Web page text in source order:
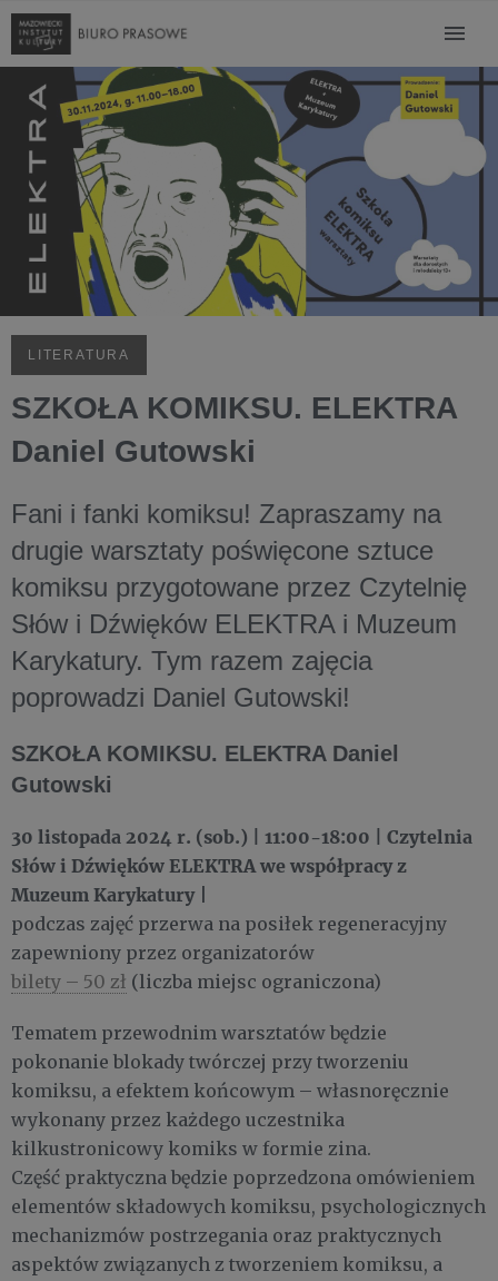
LITERATURA
SZKOŁA KOMIKSU. ELEKTRA
Daniel Gutowski
Fani i fanki komiksu! Zapraszamy na
drugie warsztaty poświęcone sztuce
komiksu przygotowane przez Czytelnię
Słów i Dźwięków ELEKTRA i Muzeum
Karykatury. Tym razem zajęcia
poprowadzi Daniel Gutowski!
SZKOŁA KOMIKSU. ELEKTRA Daniel
Gutowski
30 listopada 2024 r. (sob.) | 11:00-18:00 | Czytelnia
Słów i Dźwięków ELEKTRA we współpracy z
Muzeum Karykatury
podczas zajęć przerwa na posiłek regeneracyjny
zapewniony przez organizatorów
bilety – 50 zł (liczba miejsc ograniczona)
Tematem przewodnim warsztatów będzie
pokonanie blokady twórczej przy tworzeniu
komiksu, a efektem końcowym – własnoręcznie
wykonany przez każdego uczestnika
kilkustronicowy komiks w formie zina.
Część praktyczna będzie poprzedzona omówieniem
elementów składowych komiksu, psychologicznych
mechanizmów postrzegania oraz praktycznych
aspektów związanych z tworzeniem komiksu, a